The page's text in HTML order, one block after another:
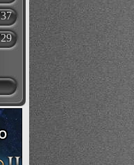
37
29